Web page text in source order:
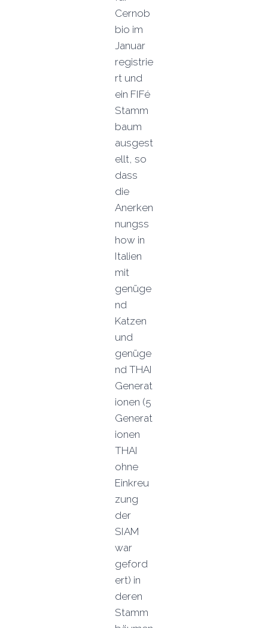
Cernob
bio im
Januar
registrie
rt und
ein FIFé
Stamm
baum
ausgest
ellt, so
dass
die
Anerken
nungss
how in
Italien
mit
genüge
nd
Katzen
und
genüge
nd THAI
Generat
ionen (5
Generat
ionen
THAI
ohne
Einkreu
zung
der
SIAM
war
geford
ert) in
deren
Stamm